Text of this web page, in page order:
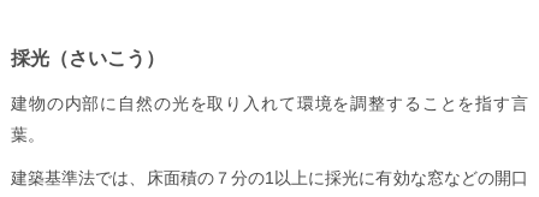
採光（さいこう）
建物の内部に自然の光を取り入れて環境を調整することを指す言
葉。
建築基準法では、床面積の７分の1以上に採光に有効な窓などの開口